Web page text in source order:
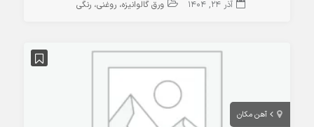
آذر 24, 1404 ورق گالوانیزه، روغنی، رنگی
آهن مکان